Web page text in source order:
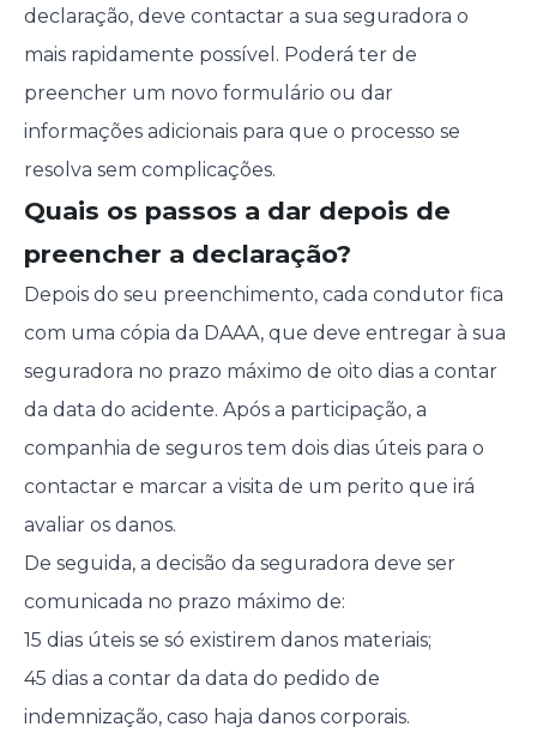
declaração, deve contactar a sua seguradora o
mais rapidamente possível. Poderá ter de
preencher um novo formulário ou dar
informações adicionais para que o processo se
resolva sem complicações.
Quais os passos a dar depois de
preencher a declaração?
Depois do seu preenchimento, cada condutor fica
com uma cópia da DAAA, que deve entregar à sua
seguradora no prazo máximo de oito dias a contar
da data do acidente. Após a participação, a
companhia de seguros tem dois dias úteis para o
contactar e marcar a visita de um perito que irá
avaliar os danos.
De seguida, a decisão da seguradora deve ser
comunicada no prazo máximo de:
15 dias úteis se só existirem danos materiais;
45 dias a contar da data do pedido de
indemnização, caso haja danos corporais.